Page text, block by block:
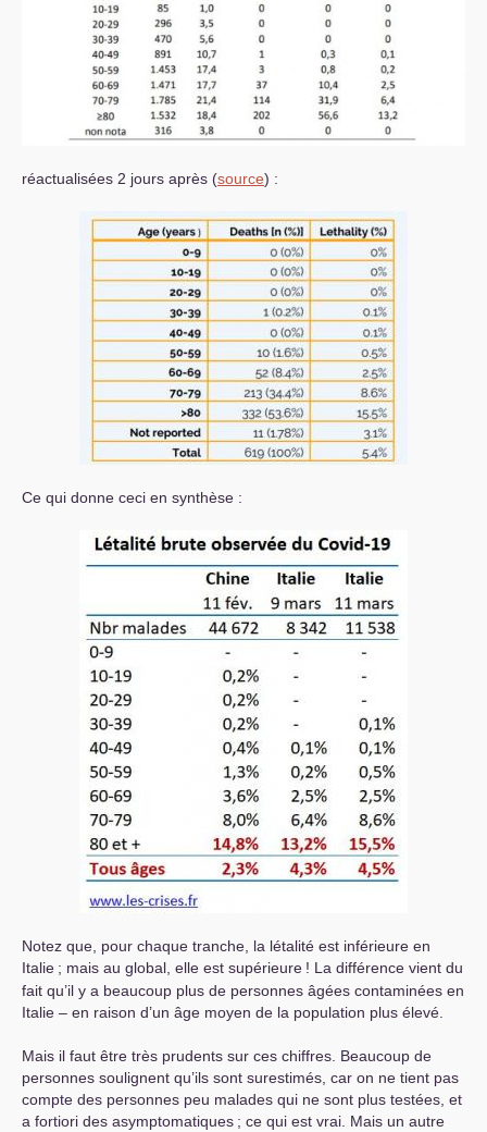
réactualisées 2 jours après (source) :
Ce qui donne ceci en synthèse :
Notez que, pour chaque tranche, la létalité est inférieure en
Italie ; mais au global, elle est supérieure ! La différence vient du
fait qu’il y a beaucoup plus de personnes âgées contaminées en
Italie – en raison d’un âge moyen de la population plus élevé.
Mais il faut être très prudents sur ces chiffres. Beaucoup de
personnes soulignent qu’ils sont surestimés, car on ne tient pas
compte des personnes peu malades qui ne sont plus testées, et
a fortiori des asymptomatiques ; ce qui est vrai. Mais un autre